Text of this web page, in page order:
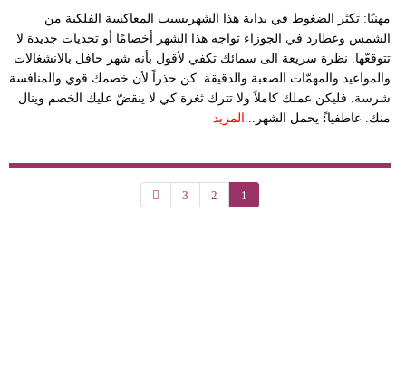
مهنيًا: تكثر الضغوط في بداية هذا الشهربسبب المعاكسة الفلكية من
الشمس وعطارد في الجوزاء تواجه هذا الشهر أخصامًا أو تحديات جديدة لا
تتوقعّها. نظرة سريعة الى سمائك تكفي لأقول بأنه شهر حافل بالانشغالات
والمواعيد والمهمّات الصعبة والدقيقة. كن حذراً لأن خصمك قوي والمنافسة
شرسة. فليكن عملك كاملاً ولا تترك ثغرة كي لا ينقضّ عليك الخصم وينال
منك. عاطفيا:ً يحمل الشهر... المزيد
1
2
3